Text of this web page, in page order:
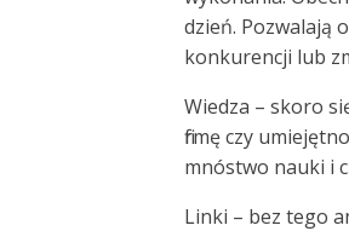
dzień. Pozwalają
konkurencji lub
Wiedza – skoro
firmę czy
mnóstwo nauki i
Linki – bez tego